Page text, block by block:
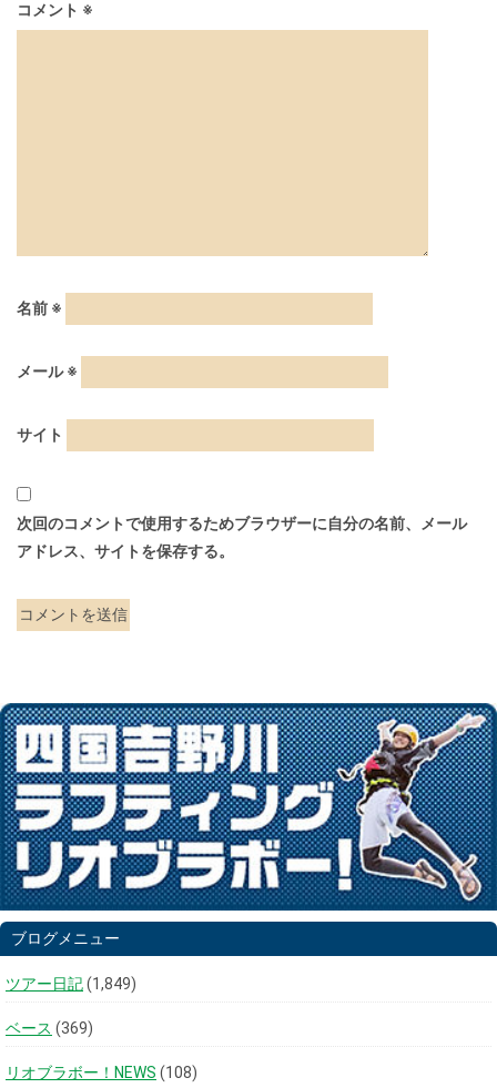
コメント ※
名前 ※
メール※
サイト
次回のコメントで使用するためブラウザーに自分の名前、メール
アドレス、サイトを保存する。
ブログメニュー
ツアー日記(1,849)
ベース (369)
リオブラボー！NEWS (108)